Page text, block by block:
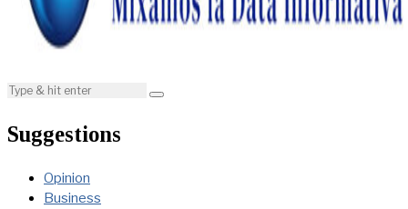
Suggestions
Opinion
Business